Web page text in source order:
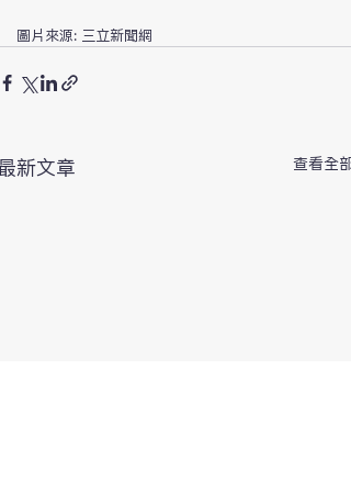
圖片來源: 三立新聞網
新文章 查看全部